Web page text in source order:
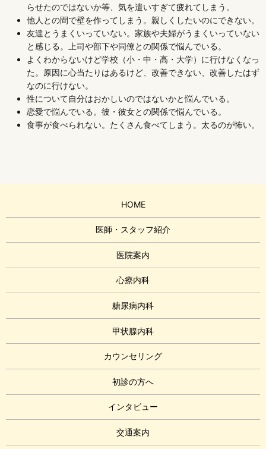
らせたのではないか等、気を遣いすぎて疲れてしまう。
他人との間で壁を作ってしまう。親しくしたいのにできない。
友達とうまくいっていない。家族や夫婦がうまくいっていない
と感じる。上司や部下や同僚との関係で悩んでいる。
よくわからないけど学校（小・中・高・大学）に行けなくなっ
た。原因に心当たりはあるけど、改善できない、改善したはず
なのに行けない。
性について自分はおかしいのではないかと悩んでいる。
恋愛で悩んでいる。彼・彼女との関係で悩んでいる。
食事が食べられない。たくさん食べてしまう。太るのが怖い。
HOME
医師・スタッフ紹介
医院案内
心療内科
糖尿病内科
甲状腺内科
カウンセリング
初診の方へ
インタビュー
交通案内